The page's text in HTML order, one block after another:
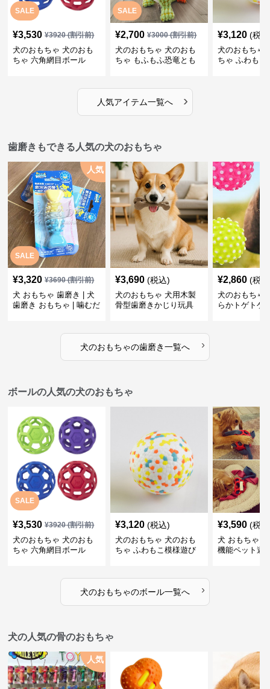
SALE
¥3,530 ¥3920(割引前)
犬のおもちゃ 犬のおも
ちゃ 六角網目ボール
SALE
¥2,700 ¥3000(割引前)
犬のおもちゃ 犬のおも
ちゃ もふもふ恐竜とも
¥3,120 (税
犬のおもちゃ
ちゃ ふわもこ
人気アイテム一覧へ ›
歯磨きもできる人気の犬のおもちゃ
SALE
人気
¥3,320 ¥3690(割引前)
犬 おもちゃ 歯磨き | 犬
歯磨き おもちゃ | 噛むだ
¥3,690 (税込)
犬のおもちゃ 犬用木製
骨型歯磨きかじり玩具
¥2,860 (税
犬のおもちゃ
らかトゲトゲ
犬のおもちゃの歯磨き一覧へ ›
ボールの人気の犬のおもちゃ
SALE
¥3,530 ¥3920(割引前)
犬のおもちゃ 犬のおも
ちゃ 六角網目ボール
¥3,120 (税込)
犬のおもちゃ 犬のおも
ちゃ ふわもこ模様遊び
¥3,590 (税
犬 おもちゃ
機能ペット遊
犬のおもちゃのボール一覧へ ›
犬の人気の骨のおもちゃ
人気